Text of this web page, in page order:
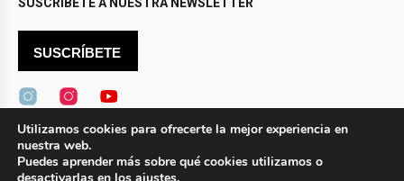
SUSCRÍBETE A NUESTRA NEWSLETTER
SUSCRÍBETE
Design byNovtec
Utilizamos cookies para ofrecerte la mejor experiencia en
nuestra web.
Puedes aprender más sobre qué cookies utilizamos o